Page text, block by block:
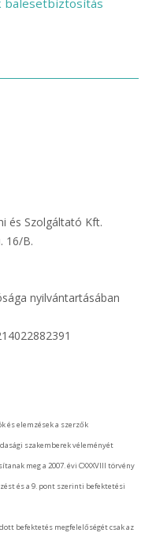
balesetbiztosítás
és Szolgáltató Kft.
16/B.
nyilvántartásában
és elemzések a szerzők
szakemberek véleményét
meg a 2007. évi CXXXVIII törvény
és a 9. pont szerinti befektetési
befektetés megfelelőségét csak az